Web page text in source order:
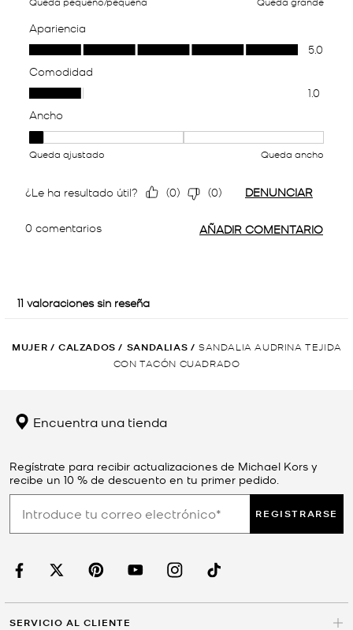
MUJER / CALZADOS / SANDALIAS / SANDALIA AUDRINA TEJIDA
CON TACÓN CUADRADO
Encuentra una tienda
Regístrate para recibir actualizaciones de Michael Kors y
recibe un 10 % de descuento en tu primer pedido.
REGISTRARSE
SERVICIO AL CLIENTE